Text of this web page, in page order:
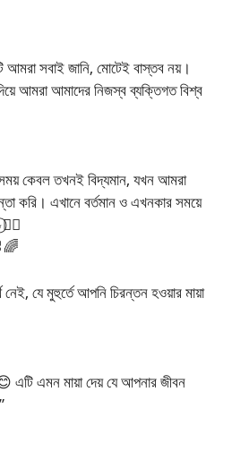
সবাই জানি, মোটেই বাস্তব নয়।
আমরা আমাদের নিজস্ব ব্যক্তিগত বিশ্ব
কেবল তখনই বিদ্যমান, যখন আমরা
করি। এখানে বর্তমান ও এখনকার সময়ে
যে মুহুর্তে আপনি চিরন্তন হওয়ার মায়া
এমন মায়া দেয় যে আপনার জীবন